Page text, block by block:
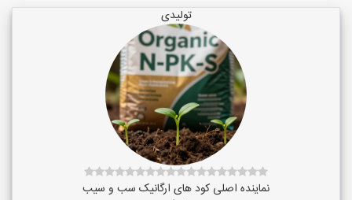
تولیدی
نماینده اصلی کود های ارگانیک سب و سیب